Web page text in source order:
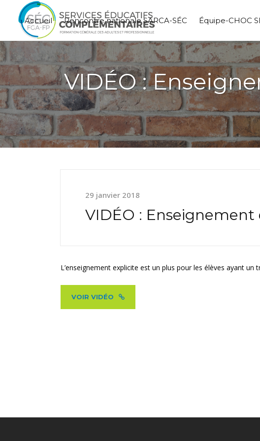
Accueil Rencontre nationale SARCA-SÉC Équipe-CHOC
VIDÉO :
29 janvier 2018
VIDÉO :
L’enseignement explicite est un plus pour les élèves ayant un
VOIR VIDÉO